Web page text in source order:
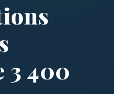
3 400